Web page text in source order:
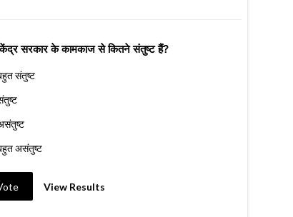
सरकार के कामकाज से कितने संतुष्ट हैं?
संतुष्ट
असंतुष्ट
View Results